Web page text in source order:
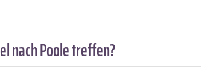
nach Poole treffen?